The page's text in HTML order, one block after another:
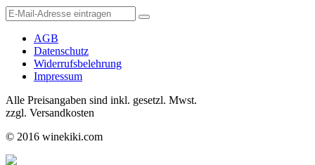
AGB
Datenschutz
Widerrufsbelehrung
Impressum
Alle Preisangaben sind inkl. gesetzl. Mwst.
zzgl. Versandkosten
© 2016 winekiki.com